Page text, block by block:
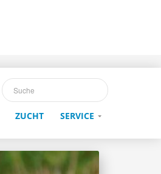
ZUCHT SERVICE